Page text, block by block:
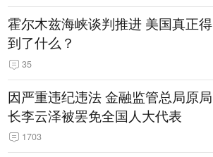
霍尔木兹海峡谈判推进 美国真正得
到了什么？
35
因严重违纪违法 金融监管总局原局
长李云泽被罢免全国人大代表
1703